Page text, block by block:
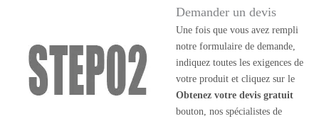
Demander un devis
Une fois que vous avez rempli
notre formulaire de demande,
indiquez toutes les exigences de
votre produit et cliquez sur le
Obtenez votre devis gratuit
bouton, nos spécialistes de